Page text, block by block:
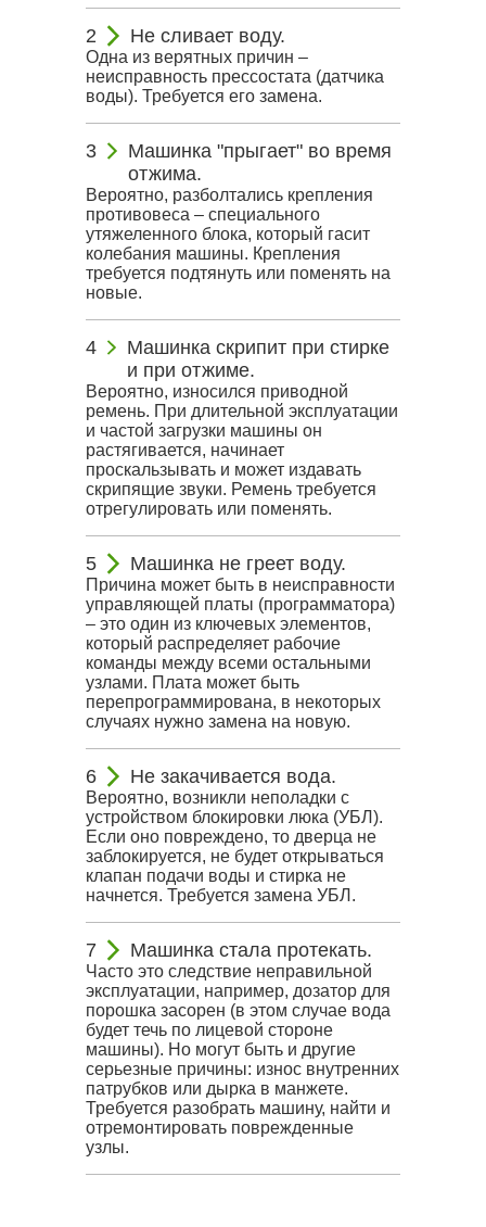
Не сливает воду.
Одна из верятных причин –
неисправность прессостата (датчика
воды). Требуется его замена.
Машинка "прыгает" во время
отжима.
Вероятно, разболтались крепления
противовеса – специального
утяжеленного блока, который гасит
колебания машины. Крепления
требуется подтянуть или поменять на
новые.
Машинка скрипит при стирке
и при отжиме.
Вероятно, износился приводной
ремень. При длительной эксплуатации
и частой загрузки машины он
растягивается, начинает
проскальзывать и может издавать
скрипящие звуки. Ремень требуется
отрегулировать или поменять.
Машинка не греет воду.
Причина может быть в неисправности
управляющей платы (программатора)
– это один из ключевых элементов,
который распределяет рабочие
команды между всеми остальными
узлами. Плата может быть
перепрограммирована, в некоторых
случаях нужно замена на новую.
Не закачивается вода.
Вероятно, возникли неполадки с
устройством блокировки люка (УБЛ).
Если оно повреждено, то дверца не
заблокируется, не будет открываться
клапан подачи воды и стирка не
начнется. Требуется замена УБЛ.
Машинка стала протекать.
Часто это следствие неправильной
эксплуатации, например, дозатор для
порошка засорен (в этом случае вода
будет течь по лицевой стороне
машины). Но могут быть и другие
серьезные причины: износ внутренних
патрубков или дырка в манжете.
Требуется разобрать машину, найти и
отремонтировать поврежденные
узлы.